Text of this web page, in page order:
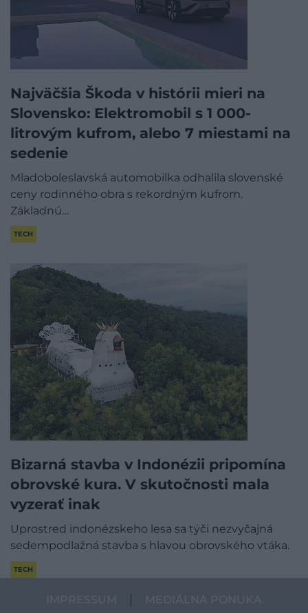
Najväčšia Škoda v histórii mieri na
Slovensko: Elektromobil s 1 000-
litrovým kufrom, alebo 7 miestami na
sedenie
Mladoboleslavská automobilka odhalila slovenské
ceny rodinného obra s rekordným kufrom.
Základnú…
TECH
Bizarná stavba v Indonézii pripomína
obrovské kura. V skutočnosti mala
vyzerať inak
Uprostred indonézskeho lesa sa týči nezvyčajná
sedempodlažná stavba s hlavou obrovského vtáka.
TECH